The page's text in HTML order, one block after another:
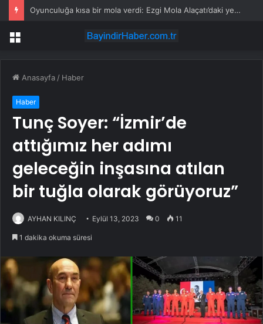
Oyunculuğa kısa bir mola verdi: Ezgi Mola Alaçatı’daki yeni mesleğini duyurdu
Menü
Anasayfa / Haber
Haber
Tunç Soyer: “İzmir’de
attığımız her adımı
geleceğin inşasına atılan
bir tuğla olarak görüyoruz”
AYHAN KILINÇ Eylül 13, 2023 0 11
1 dakika okuma süresi